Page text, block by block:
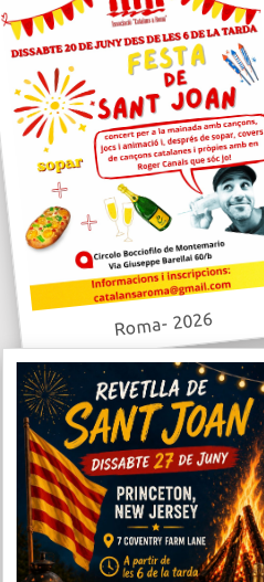
Roma- 2026